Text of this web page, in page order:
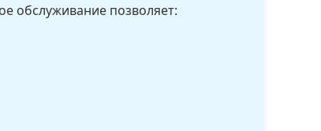
обслуживание позволяет: